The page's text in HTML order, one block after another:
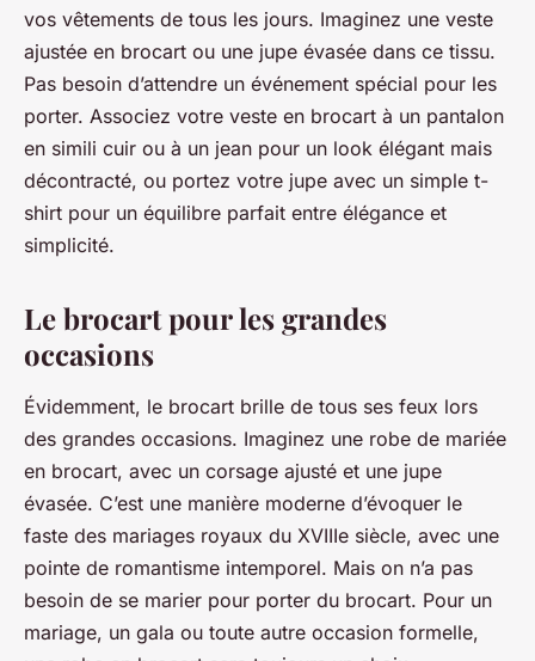
vos vêtements de tous les jours. Imaginez une veste
ajustée en brocart ou une jupe évasée dans ce tissu.
Pas besoin d’attendre un événement spécial pour les
porter. Associez votre veste en brocart à un pantalon
en simili cuir ou à un jean pour un look élégant mais
décontracté, ou portez votre jupe avec un simple t-
shirt pour un équilibre parfait entre élégance et
simplicité.
Le brocart pour les grandes
occasions
Évidemment, le brocart brille de tous ses feux lors
des grandes occasions. Imaginez une robe de mariée
en brocart, avec un corsage ajusté et une jupe
évasée. C’est une manière moderne d’évoquer le
faste des mariages royaux du XVIIIe siècle, avec une
pointe de romantisme intemporel. Mais on n’a pas
besoin de se marier pour porter du brocart. Pour un
mariage, un gala ou toute autre occasion formelle,